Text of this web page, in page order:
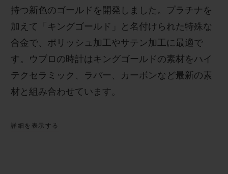
持つ新色のゴールドを開発しました。プラチナを
加えて「キングゴールド」と名付けられた特殊な
合金で、ポリッシュ加工やサテン加工に最適で
す。 ウブロの時計はキングゴールドの素材をハイ
テクセラミック、ラバー、カーボンなど最新の素
材と組み合わせています。
詳細を表示する